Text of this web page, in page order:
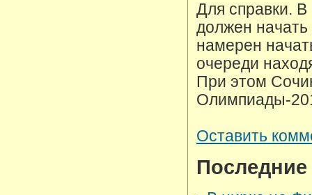
Для справки.
должен начать
намерен
очереди
При этом
Олимпиады-
Оставить